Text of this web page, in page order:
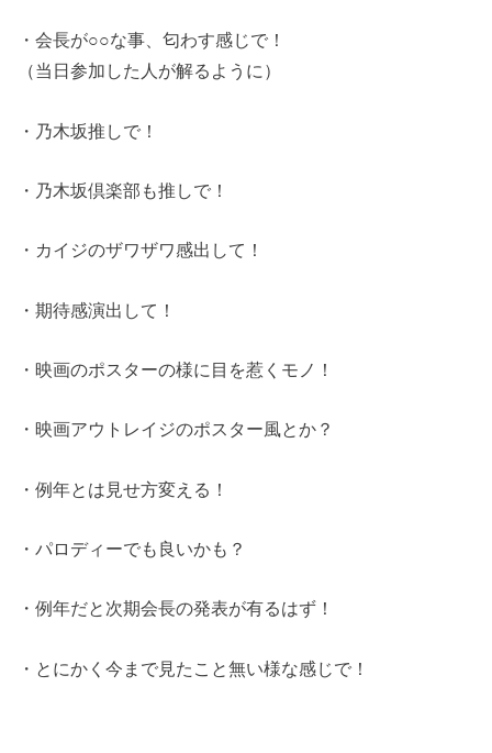
・会長が○○な事、匂わす感じで！
（当日参加した人が解るように）
・乃木坂推しで！
・乃木坂倶楽部も推しで！
・カイジのザワザワ感出して！
・期待感演出して！
・映画のポスターの様に目を惹くモノ！
・映画アウトレイジのポスター風とか？
・例年とは見せ方変える！
・パロディーでも良いかも？
・例年だと次期会長の発表が有るはず！
・とにかく今まで見たこと無い様な感じで！